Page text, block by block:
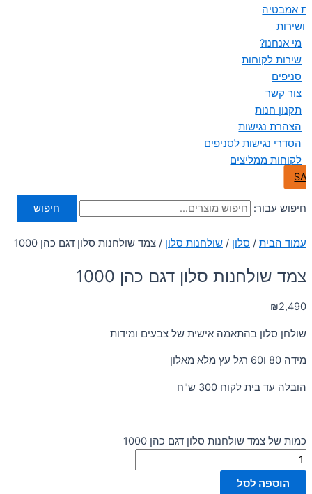
אמבטיה
ושירות
מי אנחנו?
שירות לקוחות
סניפים
צור קשר
תקנון חנות
הצהרת נגישות
הסדרי נגישות לסניפים
לקוחות ממליצים
חיפוש עבור: חיפוש
עמוד הבית / סלון / שולחנות סלון / צמד שולחנות סלון דגם כהן 1000
צמד שולחנות סלון דגם כהן 1000
₪2,490
שולחן סלון בהתאמה אישית של צבעים ומידות
מידה 80 ו60 רגל עץ מלא מאלון
הובלה עד בית לקוח 300 ש"ח
כמות של צמד שולחנות סלון דגם כהן 1000
הוספה לסל